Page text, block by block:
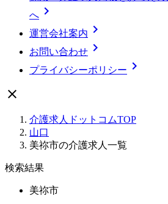
へ 
運営会社案内 
お問い合わせ 
プライバシーポリシー 

介護求人ドットコムTOP
山口
美祢市の介護求人一覧
検索結果
美祢市